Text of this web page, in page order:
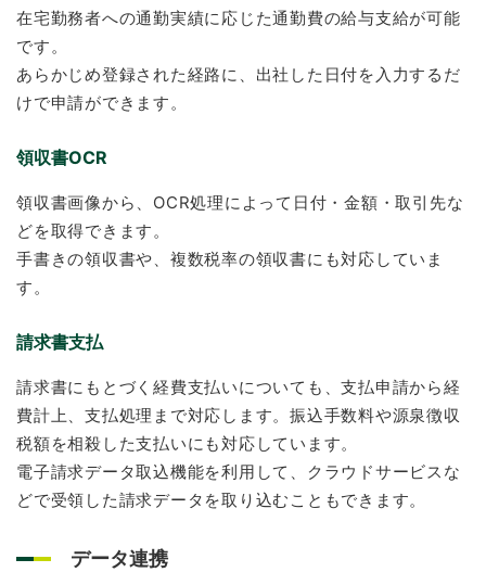
在宅勤務者への通勤実績に応じた通勤費の給与支給が可能
です。
あらかじめ登録された経路に、出社した日付を入力するだ
けで申請ができます。
領収書OCR
領収書画像から、OCR処理によって日付・金額・取引先な
どを取得できます。
手書きの領収書や、複数税率の領収書にも対応していま
す。
請求書支払
請求書にもとづく経費支払いについても、支払申請から経
費計上、支払処理まで対応します。振込手数料や源泉徴収
税額を相殺した支払いにも対応しています。
電子請求データ取込機能を利用して、クラウドサービスな
どで受領した請求データを取り込むこともできます。
データ連携